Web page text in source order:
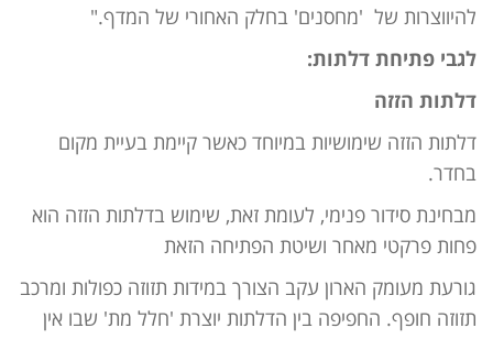
להיווצרות של 'מחסנים' בחלק האחורי של המדף."
לגבי פתיחת דלתות:
דלתות הזזה
דלתות הזזה שימושיות במיוחד כאשר קיימת בעיית מקום
בחדר.
מבחינת סידור פנימי, לעומת זאת, שימוש בדלתות הזזה הוא
פחות פרקטי מאחר ושיטת הפתיחה הזאת
גורעת מעומק הארון עקב הצורך במידות תזוזה כפולות ומרכב
תזוזה חופף. החפיפה בין הדלתות יוצרת 'חלל מת' שבו אין